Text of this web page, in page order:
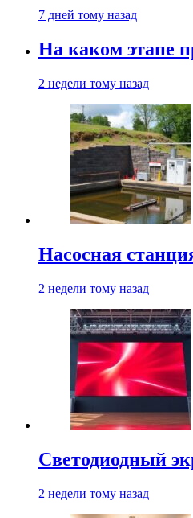
7 дней тому назад
На каком этапе
2 недели тому назад
Насосная
2 недели тому назад
Светодиодный
2 недели тому назад